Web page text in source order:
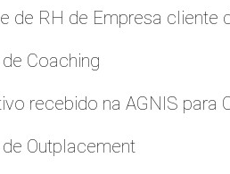
de RH de Empresa cliente
Coaching
recebido na AGNIS para
Outplacement